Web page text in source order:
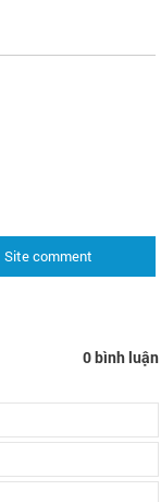
Site comment
0 bình luận